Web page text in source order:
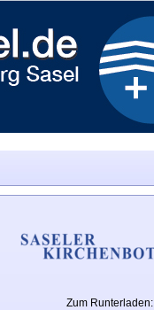
Zum Runterladen: